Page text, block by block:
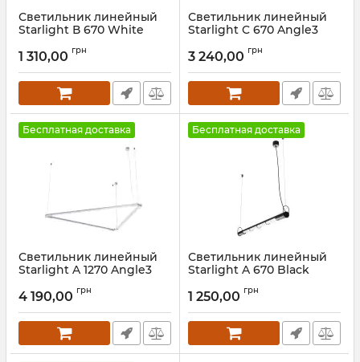
Светильник линейный
Starlight В 670 White
1 310,00 грн
Светильник линейный
Starlight C 670 Angle3
Артикул:3531611
3 240,00 грн
Бесплатная доставка
Светильник линейный
Starlight A 1270 Angle3
Артикул:3541412
4 190,00 грн
Бесплатная доставка
Светильник линейный
Starlight A 670 Black
1 250,00 грн